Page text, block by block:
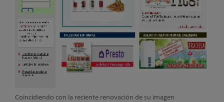
Coincidiendo con la reciente renovación de su imagen